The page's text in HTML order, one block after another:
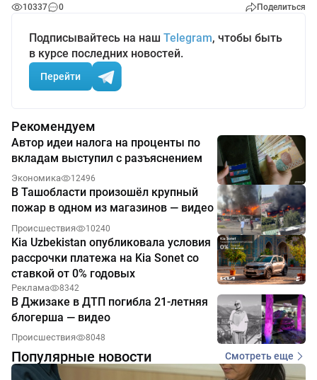
10337 0 Поделиться
Подписывайтесь на наш Telegram, чтобы быть
в курсе последних новостей.
Перейти
Рекомендуем
Автор идеи налога на проценты по
вкладам выступил с разъяснением
Экономика 12496
В Ташобласти произошёл крупный
пожар в одном из магазинов — видео
Происшествия 10240
Kia Uzbekistan опубликовала условия
рассрочки платежа на Kia Sonet со
ставкой от 0% годовых
Реклама 8342
В Джизаке в ДТП погибла 21-летняя
блогерша — видео
Происшествия 8048
Популярные новости Смотреть еще